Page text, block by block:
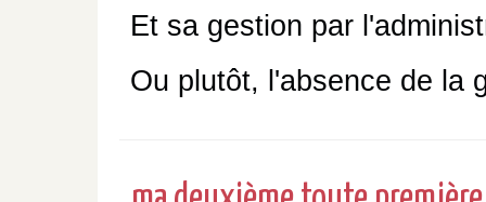
Et sa gestion par
Ou plutôt, l'absence de la